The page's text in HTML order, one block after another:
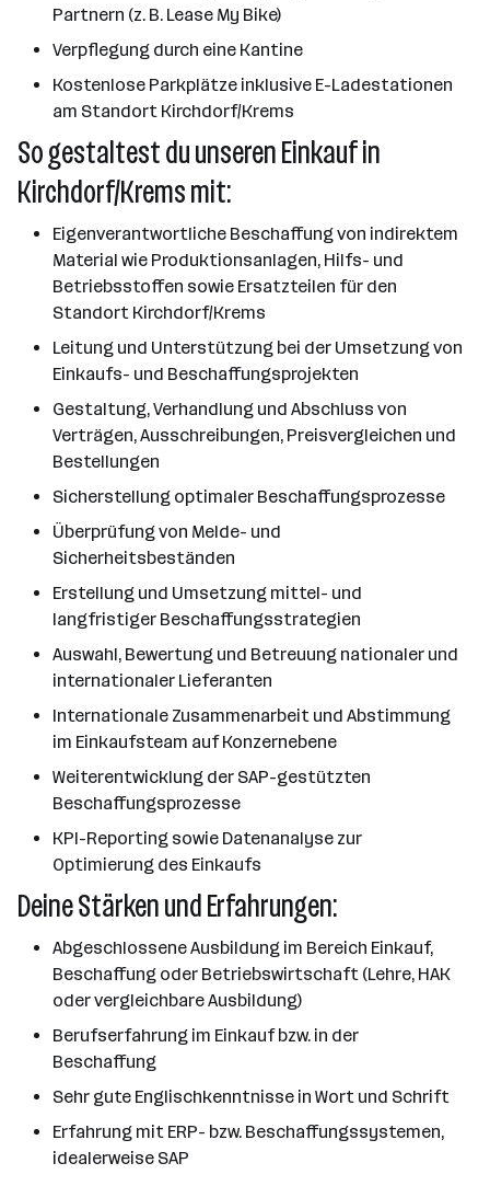
Partnern (z. B. Lease My Bike)
Verpflegung durch eine Kantine
Kostenlose Parkplätze inklusive E-Ladestationen
am Standort Kirchdorf/Krems
So gestaltest du unseren Einkauf in
Kirchdorf/Krems mit:
Eigenverantwortliche Beschaffung von indirektem
Material wie Produktionsanlagen, Hilfs- und
Betriebsstoffen sowie Ersatzteilen für den
Standort Kirchdorf/Krems
Leitung und Unterstützung bei der Umsetzung von
Einkaufs- und Beschaffungsprojekten
Gestaltung, Verhandlung und Abschluss von
Verträgen, Ausschreibungen, Preisvergleichen und
Bestellungen
Sicherstellung optimaler Beschaffungsprozesse
Überprüfung von Melde- und
Sicherheitsbeständen
Erstellung und Umsetzung mittel- und
langfristiger Beschaffungsstrategien
Auswahl, Bewertung und Betreuung nationaler und
internationaler Lieferanten
Internationale Zusammenarbeit und Abstimmung
im Einkaufsteam auf Konzernebene
Weiterentwicklung der SAP-gestützten
Beschaffungsprozesse
KPI-Reporting sowie Datenanalyse zur
Optimierung des Einkaufs
Deine Stärken und Erfahrungen:
Abgeschlossene Ausbildung im Bereich Einkauf,
Beschaffung oder Betriebswirtschaft (Lehre, HAK
oder vergleichbare Ausbildung)
Berufserfahrung im Einkauf bzw. in der
Beschaffung
Sehr gute Englischkenntnisse in Wort und Schrift
Erfahrung mit ERP- bzw. Beschaffungssystemen,
idealerweise SAP